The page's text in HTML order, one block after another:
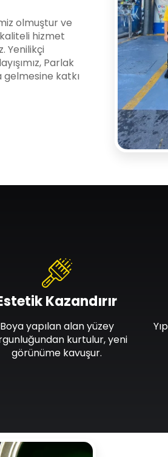
olmuştur ve
hizmet
Yenilikçi
Parlak
gelmesine katkı
Kazandırır
Boya yapılan alan yüzey
kurtulur, yeni
görünüme kavuşur.